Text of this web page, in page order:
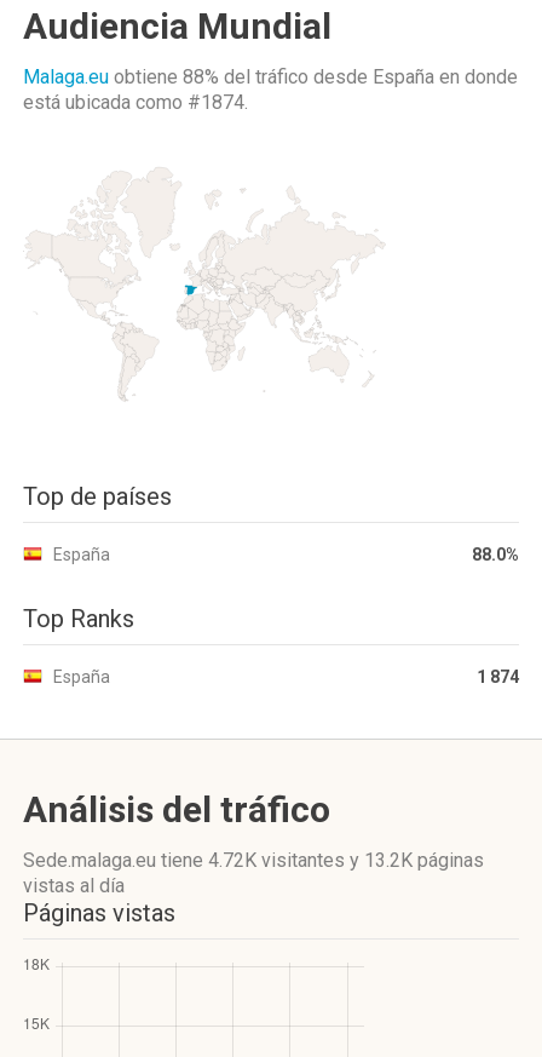
Audiencia Mundial
Malaga.eu obtiene 88% del tráfico desde España en donde
está ubicada como #1874.
Top de países
España 88.0%
Top Ranks
España 1 874
Análisis del tráfico
Sede.malaga.eu tiene 4.72K visitantes y 13.2K páginas
vistas al día
Páginas vistas